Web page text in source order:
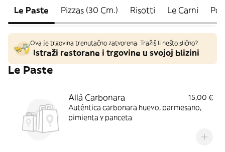
Le Paste Pizzas (30 Cm.) Risotti Le Carni
Ova je trgovina trenutačno zatvorena. Tražiš li nešto slično?
Istraži restorane i trgovine u svojoj blizini
Le Paste
Allà Carbonara
15,00 €
Auténtica carbonara huevo, parmesano,
pimienta y panceta